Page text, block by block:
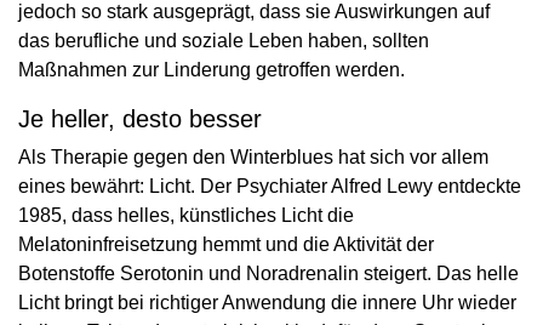
jedoch so stark ausgeprägt, dass sie Auswirkungen auf
das berufliche und soziale Leben haben, sollten
Maßnahmen zur Linderung getroffen werden.
Je heller, desto besser
Als Therapie gegen den Winterblues hat sich vor allem
eines bewährt: Licht. Der Psychiater Alfred Lewy entdeckte
1985, dass helles, künstliches Licht die
Melatoninfreisetzung hemmt und die Aktivität der
Botenstoffe Serotonin und Noradrenalin steigert. Das helle
Licht bringt bei richtiger Anwendung die innere Uhr wieder